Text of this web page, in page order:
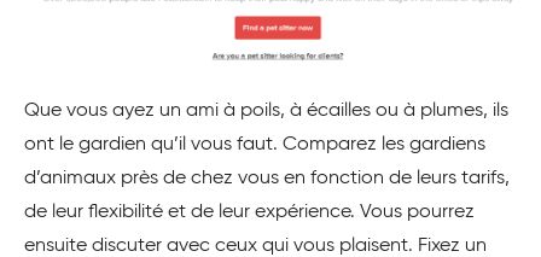
Que vous ayez un ami à poils, à écailles ou à plumes, ils
ont le gardien qu’il vous faut. Comparez les gardiens
d’animaux près de chez vous en fonction de leurs tarifs,
de leur flexibilité et de leur expérience. Vous pourrez
ensuite discuter avec ceux qui vous plaisent. Fixez un